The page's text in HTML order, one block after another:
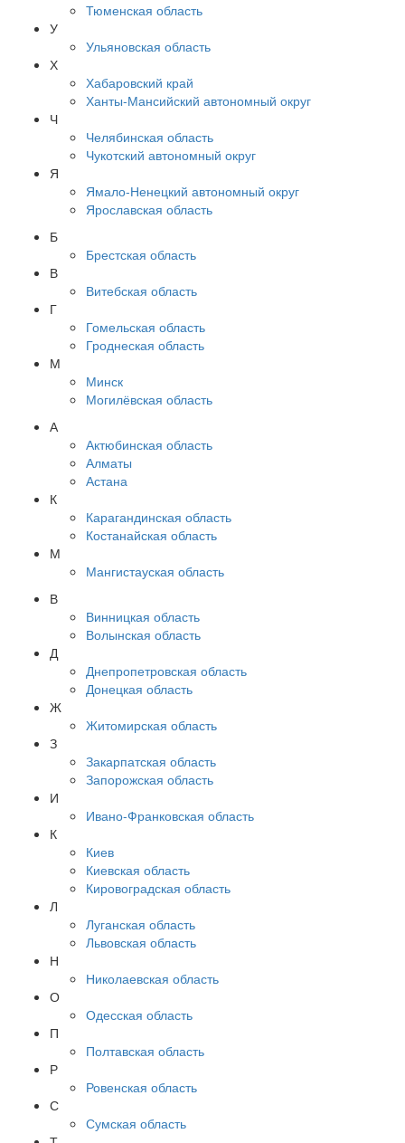
Тюменская область
У
Ульяновская область
Х
Хабаровский край
Ханты-Мансийский автономный округ
Ч
Челябинская область
Чукотский автономный округ
Я
Ямало-Ненецкий автономный округ
Ярославская область
Б
Брестская область
В
Витебская область
Г
Гомельская область
Гроднеская область
М
Минск
Могилёвская область
А
Актюбинская область
Алматы
Астана
К
Карагандинская область
Костанайская область
М
Мангистауская область
В
Винницкая область
Волынская область
Д
Днепропетровская область
Донецкая область
Ж
Житомирская область
З
Закарпатская область
Запорожская область
И
Ивано-Франковская область
К
Киев
Киевская область
Кировоградская область
Л
Луганская область
Львовская область
Н
Николаевская область
О
Одесская область
П
Полтавская область
Р
Ровенская область
С
Сумская область